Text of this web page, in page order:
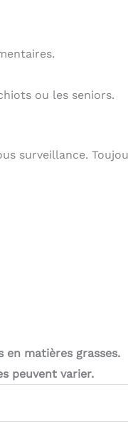
ou les seniors.
surveillance.
matières grasses.
peuvent varier.